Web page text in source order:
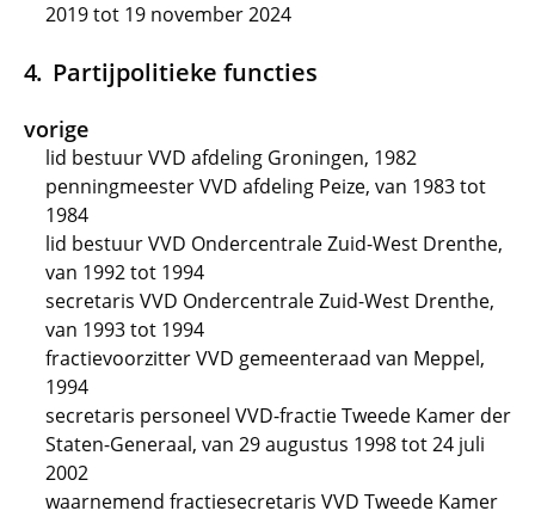
2019 tot 19 november 2024
Partijpolitieke functies
vorige
lid bestuur VVD afdeling Groningen, 1982
penningmeester VVD afdeling Peize, van 1983 tot
1984
lid bestuur VVD Ondercentrale Zuid-West Drenthe,
van 1992 tot 1994
secretaris VVD Ondercentrale Zuid-West Drenthe,
van 1993 tot 1994
fractievoorzitter VVD gemeenteraad van Meppel,
1994
secretaris personeel VVD-fractie Tweede Kamer der
Staten-Generaal, van 29 augustus 1998 tot 24 juli
2002
waarnemend fractiesecretaris VVD Tweede Kamer